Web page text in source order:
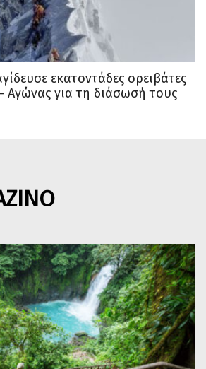
εκατοντάδες ορειβάτες
Αγώνας για τη διάσωσή τους